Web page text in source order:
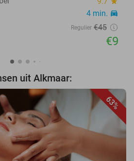
4 min. directions_car
Regulier €45
€9
uit Alkmaar:
63%